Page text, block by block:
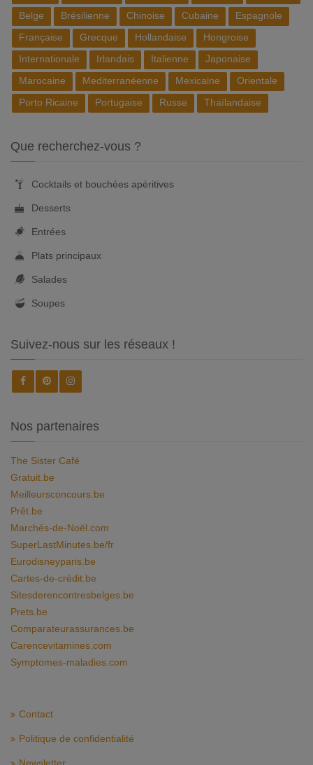
Belge
Brésilienne Chinoise Cubaine
Espagnole
Française
Grecque Hollandaise
Hongroise
Internationale
Irlandais Italienne
Japonaise
Marocaine
Mediterranéenne Mexicaine
Orientale
Porto Ricaine
Portugaise Russe Thaïlandaise
Que recherchez-vous ?
Cocktails et bouchées apéritives
Desserts
Entrées
Plats principaux
Salades
Soupes
Suivez-nous sur les réseaux !
Nos partenaires
The Sister Café
Gratuit.be
Meilleursconcours.be
Prêt.be
Marchés-de-Noël.com
SuperLastMinutes.be/fr
Eurodisneyparis.be
Cartes-de-crédit.be
Sitesderencontresbelges.be
Prets.be
Comparateurassurances.be
Carencevitamines.com
Symptomes-maladies.com
Contact
Politique de confidentialité